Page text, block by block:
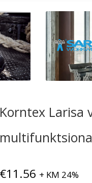
Korntex Larisa
€11.56 + KM 24%